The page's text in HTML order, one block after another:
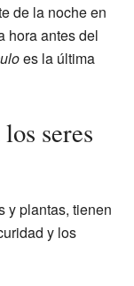
de la noche en
hora antes del
es la última
seres
y plantas, tienen
y los